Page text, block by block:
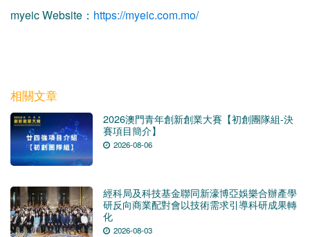
myeic Website： https://myeic.com.mo/
相關文章
2026澳門青年創新創業大賽【初創團隊組-決
賽項目簡介】
2026-08-06
經科局及科技基金聯同新濠博亞娛樂合辦產學
研反向商業配對會以技術需求引導科研成果轉
化
2026-08-03